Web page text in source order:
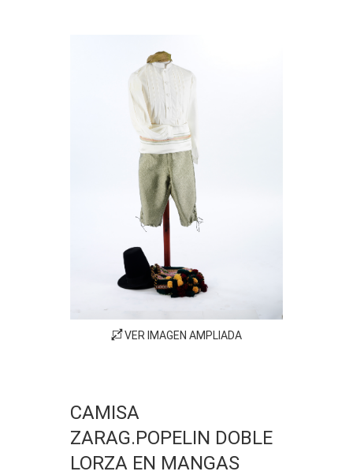
VER IMAGEN AMPLIADA
CAMISA
ZARAG.POPELIN DOBLE
LORZA EN MANGAS